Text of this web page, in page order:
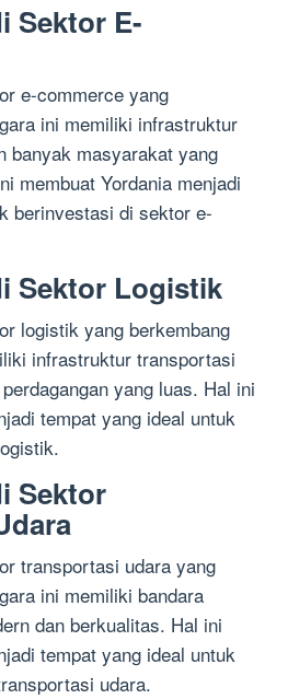
Sektor E-
e-commerce yang
ini memiliki infrastruktur
banyak masyarakat yang
membuat Yordania menjadi
berinvestasi di sektor e-
Sektor Logistik
logistik yang berkembang
infrastruktur transportasi
yang luas. Hal ini
tempat yang ideal untuk
Sektor
transportasi udara yang
ini memiliki bandara
dan berkualitas. Hal ini
tempat yang ideal untuk
udara.